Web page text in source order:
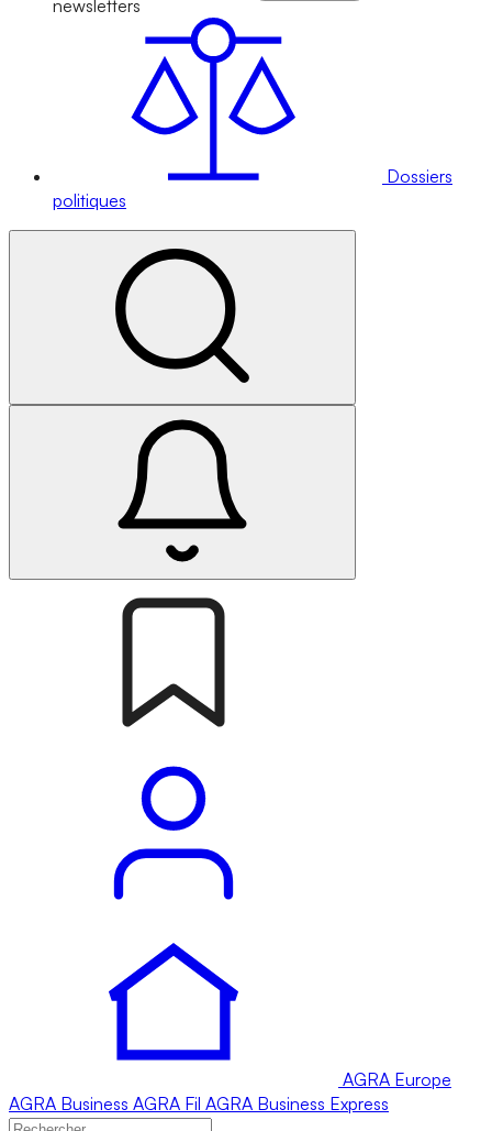
newsletters
Dossiers
politiques
AGRA Europe
AGRA Business AGRA Fil AGRA Business Express